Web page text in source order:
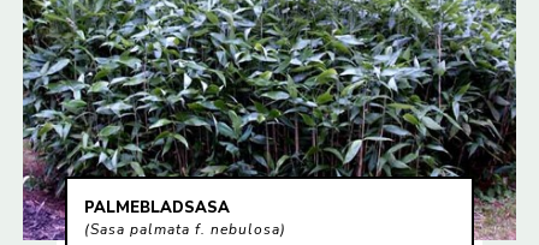
PALMEBLADSASA
Sasa palmata f. nebulosa